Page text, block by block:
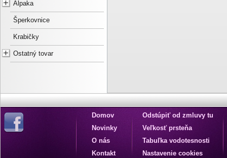
Alpaka
Šperkovnice
Krabičky
Ostatný tovar
Domov
Novinky
O nás
Kontakt
Odstúpiť od zmluvy tu
Veľkosť prsteňa
Tabuľka vodotesnosti
Nastavenie cookies